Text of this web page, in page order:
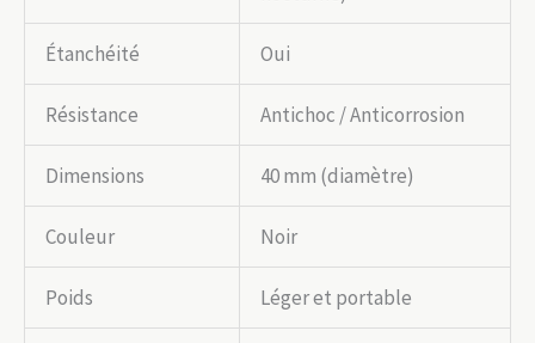
Étanchéité Oui
Résistance Antichoc / Anticorrosion
Dimensions 40 mm (diamètre)
Couleur Noir
Poids Léger et portable